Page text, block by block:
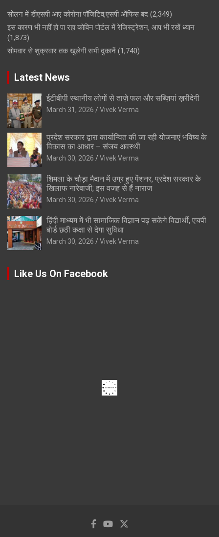
सोलन में डीएसपी आए कोरोना पॉजिटिव,एसपी ऑफिस बंद (2,349)
इस कारण भी नहीं हो पा रहा कोविन पोर्टल में रेजिस्ट्रेशन, आप भी रखें ध्यान
(1,873)
सोमवार से शुक्रवार तक खुलेगी सभी दुकानें (1,740)
Latest News
ईटीबीपी स्थानीय लोगों से ताज़े फल और सब्ज़ियां ख़रीदेगी
March 31, 2026 Vivek Verma
प्रदेश सरकार द्वारा कार्यान्वित की जा रही योजनाएं भविष्य के
विकास का आधार – संजय अवस्थी
March 30, 2026 Vivek Verma
शिमला के चौड़ा मैदान में उग्र हुए पेंशनर, प्रदेश सरकार के
खिलाफ नारेबाजी; इस वजह से हैं नाराज
March 30, 2026 Vivek Verma
हिंदी माध्यम में भी सामाजिक विज्ञान पढ़ सकेंगे विद्यार्थी, एचपी
बोर्ड छठी कक्षा से देगा सुविधा
March 30, 2026 Vivek Verma
Like Us On Facebook